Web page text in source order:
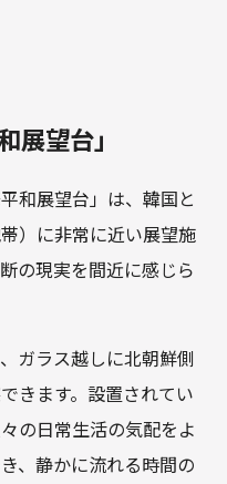
展望台」
和展望台」は、韓国と
）に非常に近い展望施
の現実を間近に感じら
ガラス越しに北朝鮮側
きます。設置されてい
の日常生活の気配をよ
、静かに流れる時間の